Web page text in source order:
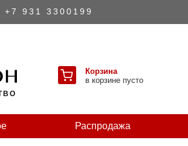
+7 931 3300199
Корзина
в корзине пусто
Распродажа